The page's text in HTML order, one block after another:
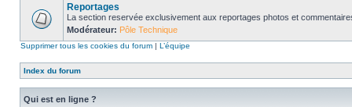
Reportages
La section reservée exclusivement aux reportages photos et
Modérateur: Pôle Technique
Supprimer tous les cookies du forum | L’équipe
Index du forum
Qui est en ligne ?